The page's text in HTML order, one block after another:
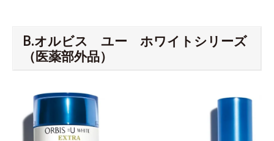
B.オルビス ユー ホワイトシリーズ
（医薬部外品）